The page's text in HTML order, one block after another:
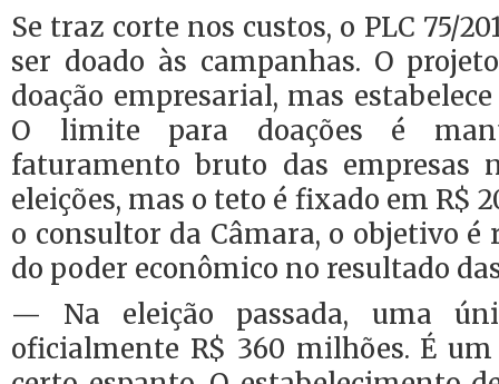
Se traz corte nos custos, o PLC 75/
ser doado às campanhas. O
doação empresarial, mas
O limite para doações é
faturamento bruto das empresas
eleições, mas o teto é fixado em R$
o consultor da Câmara, o objetivo
do poder econômico no resultado
— Na eleição passada, uma
oficialmente R$ 360 milhões. É